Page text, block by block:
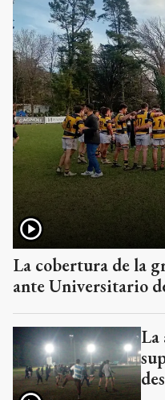
La cobertura de la
ante Universitario
La